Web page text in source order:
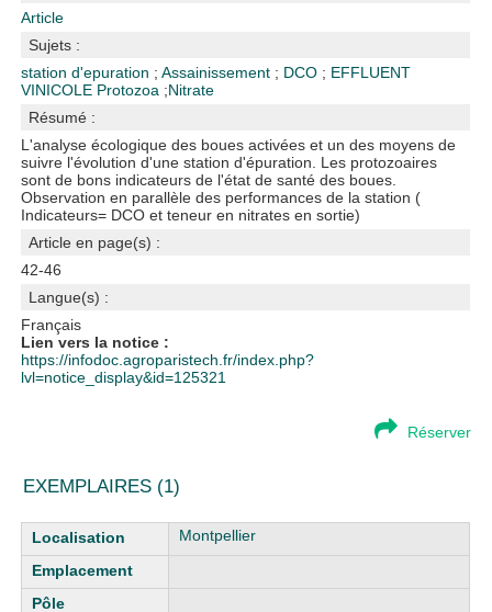
Article
Sujets :
station d'epuration ;Assainissement ; DCO ; EFFLUENT
VINICOLE Protozoa ;Nitrate
Résumé :
L'analyse écologique des boues activées et un des moyens de
suivre l'évolution d'une station d'épuration. Les protozoaires
sont de bons indicateurs de l'état de santé des boues.
Observation en parallèle des performances de la station (
Indicateurs= DCO et teneur en nitrates en sortie)
Article en page(s) :
42-46
Langue(s) :
Français
Lien vers la notice :
https://infodoc.agroparistech.fr/index.php?
lvl=notice_display&id=125321
Réserver
EXEMPLAIRES (1)
Liste des exemplaires Montpellier